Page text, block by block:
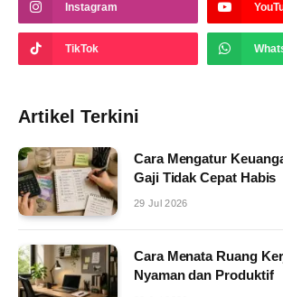
Instagram
TikTok
Artikel Terkini
Cara Mengatur
Gaji Tidak Cepat Habis
29 Jul 2026
Cara Menata Ruang
Nyaman dan Produktif